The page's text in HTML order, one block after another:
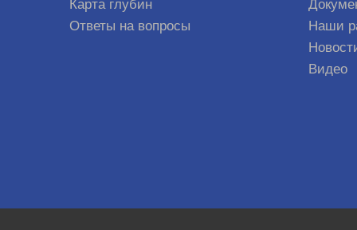
Карта глубин
Ответы на вопросы
Наши
Видео